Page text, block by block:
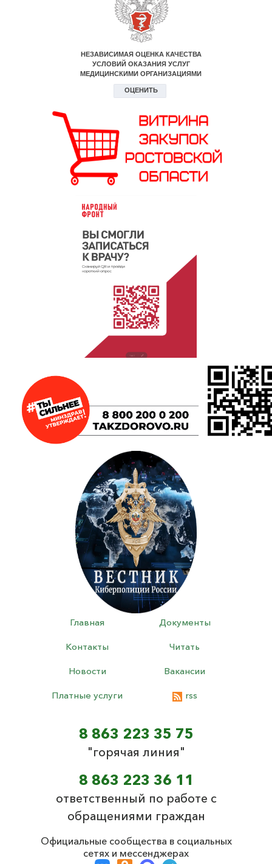
Главная Документы
Контакты Читать
Новости Вакансии
Платные услуги rss
8 863 223 35 75
"горячая линия"
8 863 223 36 11
ответственный по работе с
обращениями граждан
Официальные сообщества в социальных
сетях и мессенджерах